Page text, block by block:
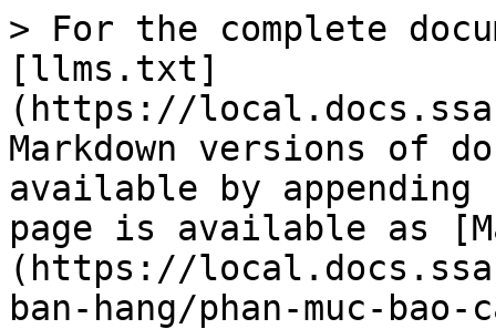
> For the complete
[llms.txt]
(https://
Markdown versions of
available by
page is available as
(https://
ban-hang/phan-muc-bao-